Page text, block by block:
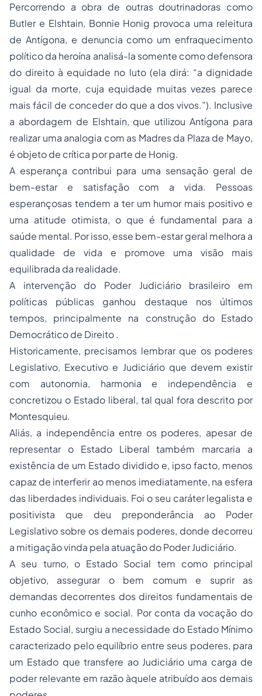
Percorrendo a obra de outras doutrinadoras como
Butler e Elshtain, Bonnie Honig provoca uma releitura
de Antígona, e denuncia como um enfraquecimento
político da heroína analisá-la somente como defensora
do direito à equidade no luto (ela dirá: “a dignidade
igual da morte, cuja equidade muitas vezes parece
mais fácil de conceder do que a dos vivos.”). Inclusive
a abordagem de Elshtain, que utilizou Antígona para
realizar uma analogia com as Madres da Plaza de Mayo,
é objeto de crítica por parte de Honig.
A esperança contribui para uma sensação geral de
bem-estar e satisfação com a vida. Pessoas
esperançosas tendem a ter um humor mais positivo e
uma atitude otimista, o que é fundamental para a
saúde mental. Por isso, esse bem-estar geral melhora a
qualidade de vida e promove uma visão mais
equilibrada da realidade.
A intervenção do Poder Judiciário brasileiro em
políticas públicas ganhou destaque nos últimos
tempos, principalmente na construção do Estado
Democrático de Direito .
Historicamente, precisamos lembrar que os poderes
Legislativo, Executivo e Judiciário que devem existir
com autonomia, harmonia e independência e
concretizou o Estado liberal, tal qual fora descrito por
Montesquieu.
Aliás, a independência entre os poderes, apesar de
representar o Estado Liberal também marcaria a
existência de um Estado dividido e, ipso facto, menos
capaz de interferir ao menos imediatamente, na esfera
das liberdades individuais. Foi o seu caráter legalista e
positivista que deu preponderância ao Poder
Legislativo sobre os demais poderes, donde decorreu
a mitigação vinda pela atuação do Poder Judiciário.
A seu turno, o Estado Social tem como principal
objetivo, assegurar o bem comum e suprir as
demandas decorrentes dos direitos fundamentais de
cunho econômico e social. Por conta da vocação do
Estado Social, surgiu a necessidade do Estado Mínimo
caracterizado pelo equilíbrio entre seus poderes, para
um Estado que transfere ao Judiciário uma carga de
poder relevante em razão àquele atribuído aos demais